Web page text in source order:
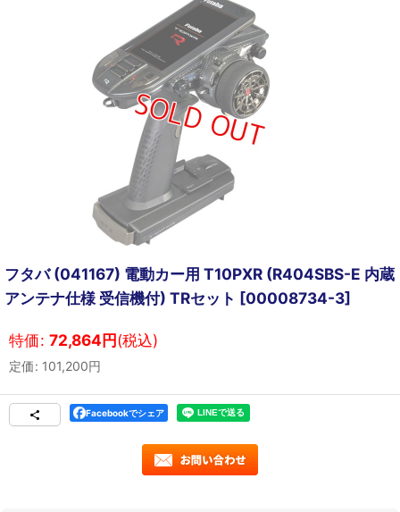
フタバ (041167) 電動カー用 T10PXR (R404SBS-E 内蔵
アンテナ仕様 受信機付) TRセット [00008734-3]
特価: 72,864円(税込)
定価: 101,200円
Facebookでシェア